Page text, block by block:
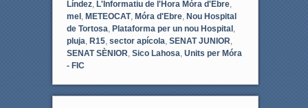
Líndez, L'Informatiu de l'Hora Móra d'Ebre,
mel, METEOCAT, Móra d'Ebre, Nou Hospital
de Tortosa Plataforma per un nou Hospital,
pluja R15, sector apícola SENAT JUNIOR
SENAT SÈNIOR Sico Lahosa Units per Móra
- FIC